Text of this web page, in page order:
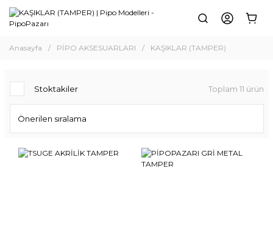
Anasayfa PİPO AKSESUARLARI KAŞIKLAR (TAMPER)
Stoktakiler Toplam 11 ürün